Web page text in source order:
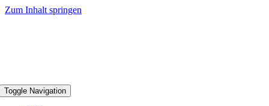
Zum Inhalt springen
Toggle Navigation